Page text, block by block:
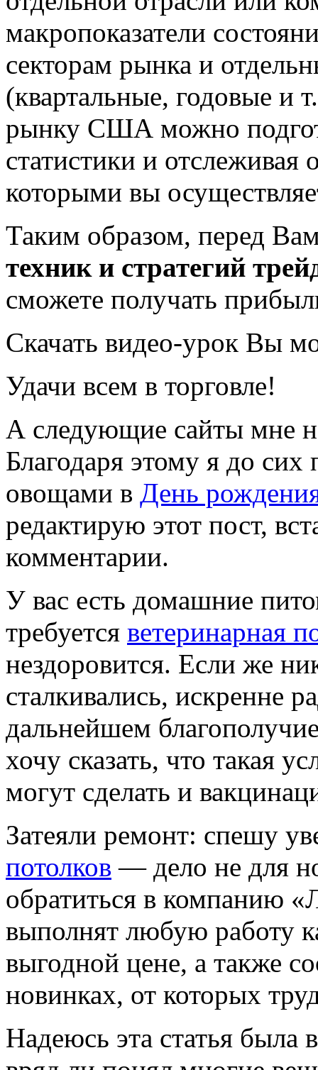
макропоказатели
секторам рынка и
(квартальные, годовые и
рынку США можно
статистики и
которыми вы
Таким образом, перед
техник и стратегий
сможете получать
Скачать видео-урок Вы
Удачи всем в торговле!
А следующие сайты мне
Благодаря этому я до
овощами в День
редактирую этот пост,
комментарии.
У вас есть домашние
требуется ветеринарная
нездоровится. Если же
сталкивались, искренне
дальнейшем
хочу сказать, что такая
могут сделать и
Затеяли ремонт: спешу
потолков — дело не для
обратиться в компанию
выполнят любую работу
выгодной цене, а также
новинках, от которых
Надеюсь эта статья была